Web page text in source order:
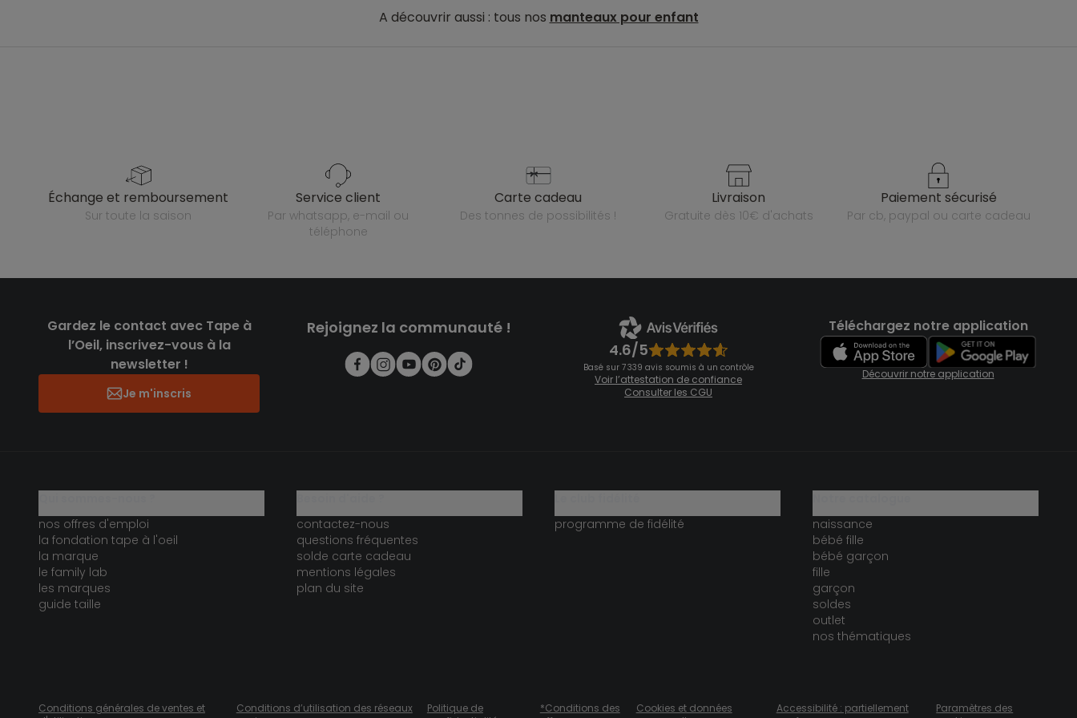
A découvrir aussi : tous nos manteaux pour enfant
échange et remboursement
sur toute la saison
service client
par whatsapp, e-mail ou
téléphone
carte cadeau
des tonnes de possibilités !
livraison
gratuite dès 10€ d'achats
paiement sécurisé
par cb, paypal ou carte cadeau
Gardez le contact avec Tape à
l’Oeil, inscrivez-vous à la
newsletter !
Je m'inscris
Rejoignez la communauté !
4.6/5
Basé sur 7 339 avis soumis à un contrôle
Voir l’attestation de confiance
Consulter les CGU
Téléchargez notre application
Découvrir notre application
nos offres d'emploi
la fondation tape à l'oeil
la marque
le family lab
les marques
guide taille
contactez-nous
questions fréquentes
solde carte cadeau
mentions légales
plan du site
programme de fidélité
naissance
bébé fille
bébé garçon
fille
garçon
soldes
outlet
nos thématiques
Conditions générales de ventes et
Conditions d’utilisation des réseaux
Politique de
*Conditions des
Cookies et données
Accessibilité : partiellement
Paramètres des